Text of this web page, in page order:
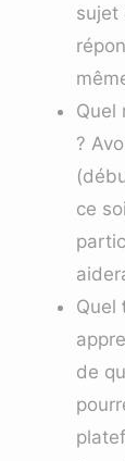
sujet
Quel
?
ce
Quel
de